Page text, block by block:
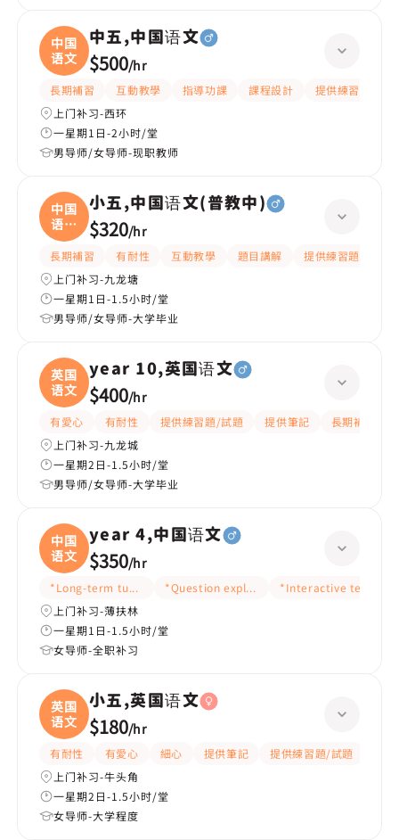
中国
语文
中五,中国语文
$500/hr
長期補習 互動教學 指導功課 課程設計
提供練習題/試題
上门补习-西环
一星期1日-2小时/堂
男导师/女导师-现职教师
中国
语文
(
小五,中国语文(普教中)
$320/hr
長期補習 有耐性 互動教學 題目講解
提供練習題/試題
上门补习-九龙塘
一星期1日-1.5小时/堂
男导师/女导师-大学毕业
英国
语文
year 10,英国语文
$400/hr
有愛心 有耐性 提供練習題/試題 提供筆記
長期補習
上门补习-九龙城
一星期2日-1.5小时/堂
男导师/女导师-大学毕业
中国
语文
year 4,中国语文
$350/hr
*Long-term tutoring *Question explanation*Interactive teaching
上门补习-薄扶林
一星期1日-1.5小时/堂
女导师-全职补习
英国
语文
小五,英国语文
$180/hr
有耐性 有愛心 細心 提供筆記 提供練習題/試題
上门补习-牛头角
一星期2日-1.5小时/堂
女导师-大学程度